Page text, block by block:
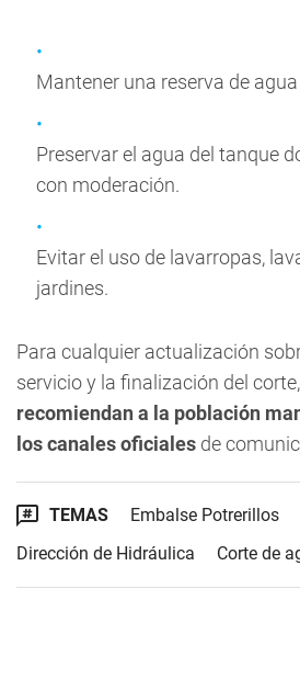
Mantener una reserva de
Preservar el agua del tanque
con moderación.
Evitar el uso de lavarropas,
jardines.
Para cualquier actualización
servicio y la finalización del corte,
recomiendan a la población
los canales oficiales de
TEMAS Embalse Potrerillos
Dirección de Hidráulica
Corte de